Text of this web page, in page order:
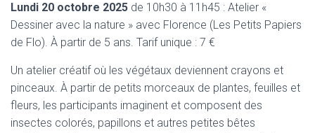
Lundi 20 octobre 2025 de 10h30 à 11h45 : Atelier «
Dessiner avec la nature » avec Florence (Les Petits Papiers
de Flo). À partir de 5 ans. Tarif unique : 7 €
Un atelier créatif où les végétaux deviennent crayons et
pinceaux. À partir de petits morceaux de plantes, feuilles et
fleurs, les participants imaginent et composent des
insectes colorés, papillons et autres petites bêtes